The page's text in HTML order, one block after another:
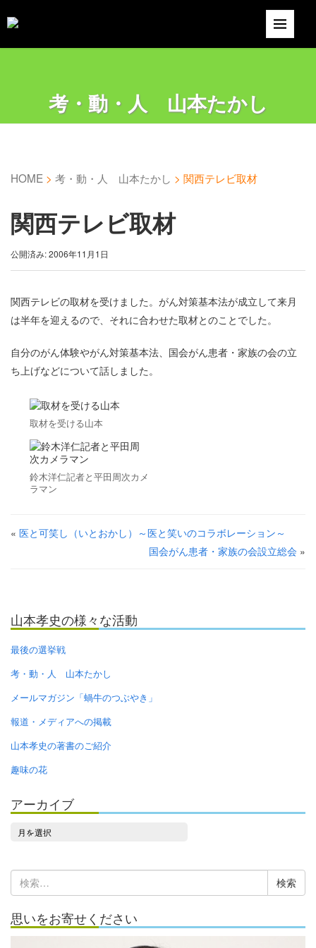
考・動・人 山本たかし
HOME > 考・動・人 山本たかし > 関西テレビ取材
関西テレビ取材
公開済み: 2006年11月1日
関西テレビの取材を受けました。がん対策基本法が成立して来月
は半年を迎えるので、それに合わせた取材とのことでした。
自分のがん体験やがん対策基本法、国会がん患者・家族の会の立
ち上げなどについて話しました。
取材を受ける山本
鈴木洋仁記者と平田周次カメ
ラマン
« 医と可笑し（いとおかし）～医と笑いのコラボレーション～
国会がん患者・家族の会設立総会 »
山本孝史の様々な活動
最後の選挙戦
考・動・人 山本たかし
メールマガジン「蝸牛のつぶやき」
報道・メディアへの掲載
山本孝史の著書のご紹介
趣味の花
アーカイブ
カ
索:
思いをお寄せください